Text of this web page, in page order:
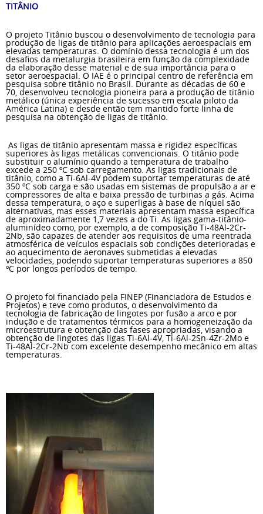
TITÂNIO
O projeto Titânio buscou o desenvolvimento de tecnologia para
produção de ligas de titânio para aplicações aeroespaciais em
elevadas temperaturas. O domínio dessa tecnologia é um dos
desafios da metalurgia brasileira em função da complexidade
da elaboração desse material e de sua importância para o
setor aeroespacial. O IAE é o principal centro de referência em
pesquisa sobre titânio no Brasil. Durante as décadas de 60 e
70, desenvolveu tecnologia pioneira para a produção de titânio
metálico (única experiência de sucesso em escala piloto da
América Latina) e desde então tem mantido forte linha de
pesquisa na obtenção de ligas de titânio.
As ligas de titânio apresentam massa e rigidez específicas
superiores às ligas metálicas convencionais. O titânio pode
substituir o alumínio quando a temperatura de trabalho
excede a 250 ºC sob carregamento. As ligas tradicionais de
titânio, como a Ti-6Al-4V podem suportar temperaturas de até
350 ºC sob carga e são usadas em sistemas de propulsão a ar e
compressores de alta e baixa pressão de turbinas a gás. Acima
dessa temperatura, o aço e superligas à base de níquel são
alternativas, mas esses materiais apresentam massa específica
de aproximadamente 1,7 vezes a do Ti. As ligas gama-titânio-
aluminídeo como, por exemplo, a de composição Ti-48Al-2Cr-
2Nb, são capazes de atender aos requisitos de uma reentrada
atmosférica de veículos espaciais sob condições deterioradas e
ao aquecimento de aeronaves submetidas a elevadas
velocidades, podendo suportar temperaturas superiores a 850
ºC por longos períodos de tempo.
O projeto foi financiado pela FINEP (Financiadora de Estudos e
Projetos) e teve como produtos, o desenvolvimento da
tecnologia de fabricação de lingotes por fusão a arco e por
indução e de tratamentos térmicos para a homogeneização da
microestrutura e obtenção das fases apropriadas, visando a
obtenção de lingotes das ligas Ti-6Al-4V, Ti-6Al-2Sn-4Zr-2Mo e
Ti-48Al-2Cr-2Nb com excelente desempenho mecânico em altas
temperaturas.